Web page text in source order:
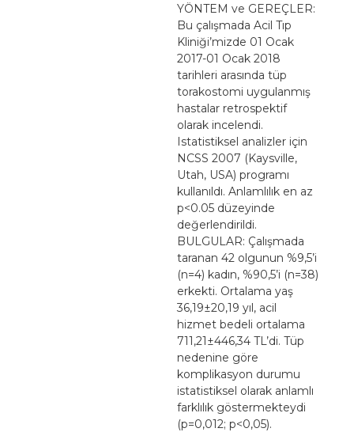
YÖNTEM ve GEREÇLER:
Bu çalışmada Acil Tıp
Kliniği’mizde 01 Ocak
2017-01 Ocak 2018
tarihleri arasında tüp
torakostomi uygulanmış
hastalar retrospektif
olarak incelendi.
Istatistiksel analizler için
NCSS 2007 (Kaysville,
Utah, USA) programı
kullanıldı. Anlamlılık en az
p<0.05 düzeyinde
değerlendirildi.
BULGULAR: Çalışmada
taranan 42 olgunun %9,5’i
(n=4) kadın, %90,5’i (n=38)
erkekti. Ortalama yaş
36,19±20,19 yıl, acil
hizmet bedeli ortalama
711,21±446,34 TL’di. Tüp
nedenine göre
komplikasyon durumu
istatistiksel olarak anlamlı
farklılık göstermekteydi
(p=0,012; p<0,05).